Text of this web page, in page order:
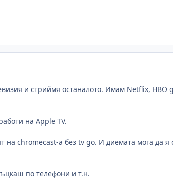
и стриймя останалото. Имам Netflix, HBO
на Apple TV.
на chromecast-a без tv go. И диемата мога да
по телефони и т.н.